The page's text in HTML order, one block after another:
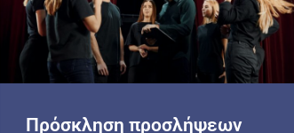
Πρόσκληση προσλήψεων